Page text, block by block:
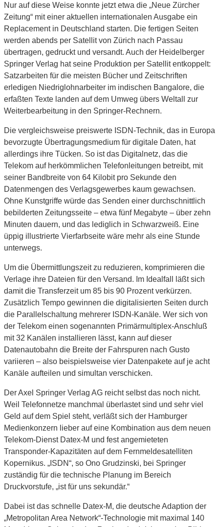
Nur auf diese Weise konnte jetzt etwa die „Neue Zürcher
Zeitung“ mit einer aktuellen internationalen Ausgabe ein
Replacement in Deutschland starten. Die fertigen Seiten
werden abends per Satellit von Zürich nach Passau
übertragen, gedruckt und versandt. Auch der Heidelberger
Springer Verlag hat seine Produktion per Satellit entkoppelt:
Satzarbeiten für die meisten Bücher und Zeitschriften
erledigen Niedriglohnarbeiter im indischen Bangalore, die
erfaßten Texte landen auf dem Umweg übers Weltall zur
Weiterbearbeitung in den Springer-Rechnern.
Die vergleichsweise preiswerte ISDN-Technik, das in Europa
bevorzugte Übertragungsmedium für digitale Daten, hat
allerdings ihre Tücken. So ist das Digitalnetz, das die
Telekom auf herkömmlichen Telefonleitungen betreibt, mit
seiner Bandbreite von 64 Kilobit pro Sekunde den
Datenmengen des Verlagsgewerbes kaum gewachsen.
Ohne Kunstgriffe würde das Senden einer durchschnittlich
bebilderten Zeitungsseite – etwa fünf Megabyte – über zehn
Minuten dauern, und das lediglich in Schwarzweiß. Eine
üppig illustrierte Vierfarbseite wäre mehr als eine Stunde
unterwegs.
Um die Übermittlungszeit zu reduzieren, komprimieren die
Verlage ihre Dateien für den Versand. Im Idealfall läßt sich
damit die Transferzeit um 85 bis 90 Prozent verkürzen.
Zusätzlich Tempo gewinnen die digitalisierten Seiten durch
die Parallelschaltung mehrerer ISDN-Kanäle. Wer sich von
der Telekom einen sogenannten Primärmultiplex-Anschluß
mit 32 Kanälen installieren lässt, kann auf dieser
Datenautobahn die Breite der Fahrspuren nach Gusto
variieren – also beispielsweise vier Datenpakete auf je acht
Kanäle aufteilen und simultan verschicken.
Der Axel Springer Verlag AG reicht selbst das noch nicht.
Weil Telefonnetze manchmal überlastet sind und sehr viel
Geld auf dem Spiel steht, verläßt sich der Hamburger
Medienkonzern lieber auf eine Kombination aus dem neuen
Telekom-Dienst Datex-M und fest angemieteten
Transponder-Kapazitäten auf dem Fernmeldesatelliten
Kopernikus. „ISDN“, so Ono Grudzinski, bei Springer
zuständig für die technische Planung im Bereich
Druckvorstufe, „ist für uns sekundär.“
Dabei ist das schnelle Datex-M, die deutsche Adaption der
„Metropolitan Area Network“-Technologie mit maximal 140